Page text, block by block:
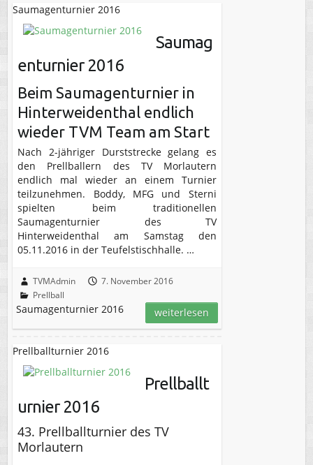
Saumagenturnier 2016
Saumag
enturnier 2016
Beim Saumagenturnier in
Hinterweidenthal endlich
wieder TVM Team am Start
Nach 2-jähriger Durststrecke gelang es
den Prellballern des TV Morlautern
endlich mal wieder an einem Turnier
teilzunehmen. Boddy, MFG und Sterni
spielten beim traditionellen
Saumagenturnier des TV
Hinterweidenthal am Samstag den
05.11.2016 in der Teufelstischhalle. …
TVMAdmin
7. November 2016
Prellball
Saumagenturnier 2016 weiterlesen
Prellballturnier 2016
Prellballt
urnier 2016
43. Prellballturnier des TV
Morlautern